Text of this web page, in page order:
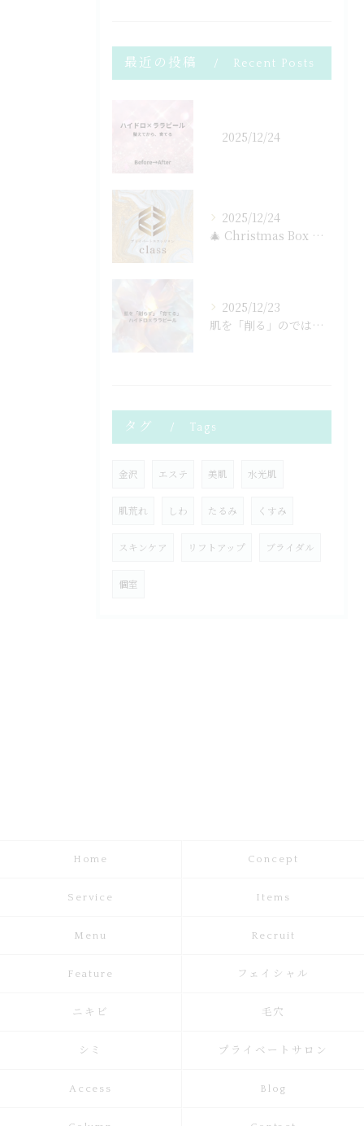
最近の投稿 Recent Posts
2025/12/24
2025/12/24
🎄 Christmas Box now available ...
2025/12/23
肌を「削る」のではなく
タグ Tags
金沢 エステ 美肌 水光肌
肌荒れ しわ たるみ くすみ
スキンケア リフトアップ ブライダル
個室
Home Concept
Service Items
Menu Recruit
Feature フェイシャル
ニキビ 毛穴
シミ プライベートサロン
Access Blog